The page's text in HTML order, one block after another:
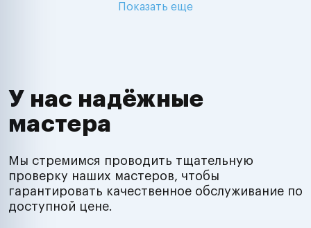
Показать еще
У нас надёжные
мастера
Мы стремимся проводить тщательную
проверку наших мастеров, чтобы
гарантировать качественное обслуживание по
доступной цене.